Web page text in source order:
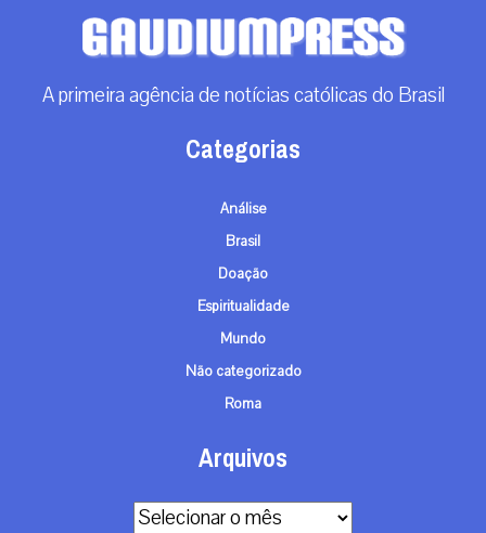
A primeira agência de notícias católicas do Brasil
Categorias
Análise
Brasil
Doação
Espiritualidade
Mundo
Não categorizado
Roma
Arquivos
Arquivos